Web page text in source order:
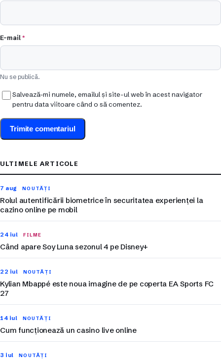
E-mail*
Nu se publică.
Salvează-mi numele, emailul și site-ul web în acest navigator
pentru data viitoare când o să comentez.
ULTIMELE ARTICOLE
7 aug NOUTĂȚI
Rolul autentificării biometrice în securitatea experienței la
cazino online pe mobil
24 iul FILME
Când apare Soy Luna sezonul 4 pe Disney+
22 iul NOUTĂȚI
Kylian Mbappé este noua imagine de pe coperta EA Sports FC
27
14 iul NOUTĂȚI
Cum funcționează un casino live online
3 iul NOUTĂȚI